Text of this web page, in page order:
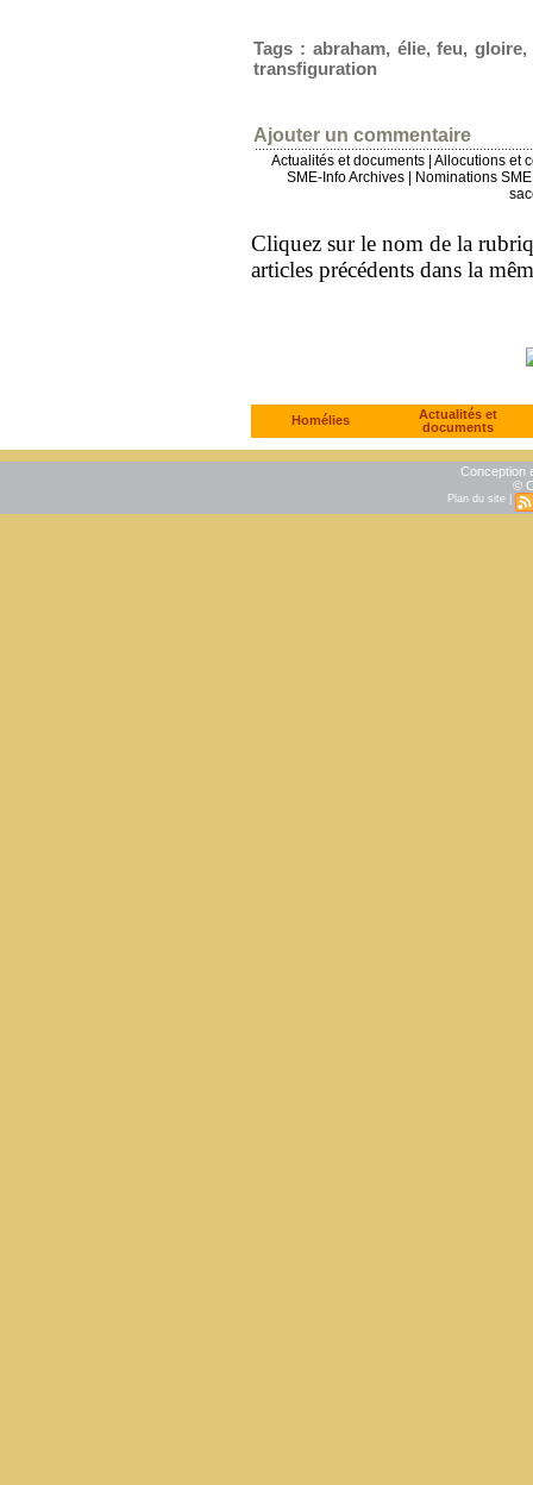
Tags : abraham, élie,feu,gloire
transfiguration
Ajouter un commentaire
Actualités et documents
Allocutions et
SME-Info Archives
Nominations
Cliquez sur le nom de la
articles précédents dans la
Homélies
Actualités et
documents
Conception
©
Plan du site